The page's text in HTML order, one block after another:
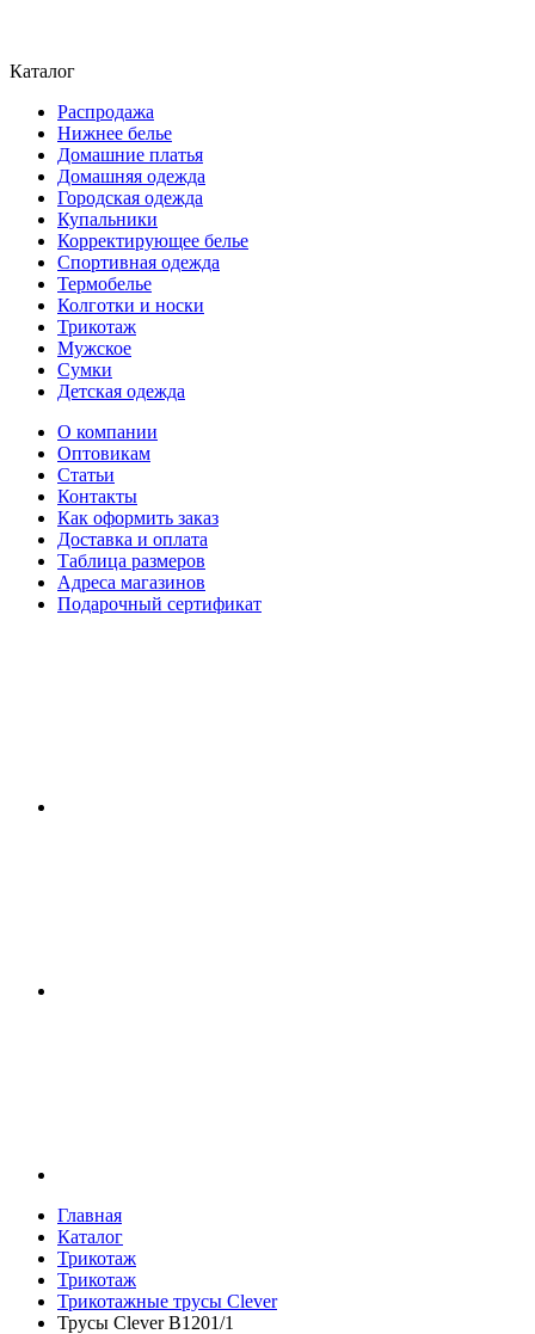
Каталог
Распродажа
Нижнее белье
Домашние платья
Домашняя одежда
Городская одежда
Купальники
Корректирующее белье
Спортивная одежда
Термобелье
Колготки и носки
Трикотаж
Мужское
Сумки
Детская одежда
О компании
Оптовикам
Статьи
Контакты
Как оформить заказ
Доставка и оплата
Таблица размеров
Адреса магазинов
Подарочный сертификат
Главная
Каталог
Трикотаж
Трикотаж
Трикотажные трусы Clever
Трусы Clever B1201/1